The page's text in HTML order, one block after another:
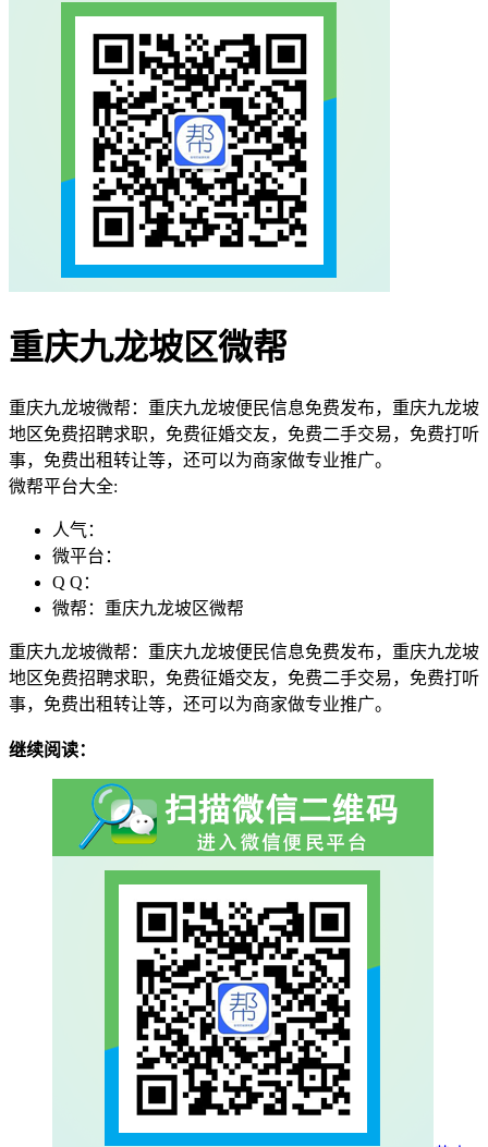
重庆九龙坡区微帮
重庆九龙坡微帮：重庆九龙坡便民信息免费发布，重庆九龙坡
地区免费招聘求职，免费征婚交友，免费二手交易，免费打听
事，免费出租转让等，还可以为商家做专业推广。
微帮平台大全:
人气：
微平台：
Q Q：
微帮：重庆九龙坡区微帮
重庆九龙坡微帮：重庆九龙坡便民信息免费发布，重庆九龙坡
地区免费招聘求职，免费征婚交友，免费二手交易，免费打听
事，免费出租转让等，还可以为商家做专业推广。
继续阅读：